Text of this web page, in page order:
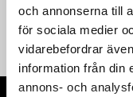
och annonserna till
för sociala medier
vidarebefordrar
information från din
annons- och